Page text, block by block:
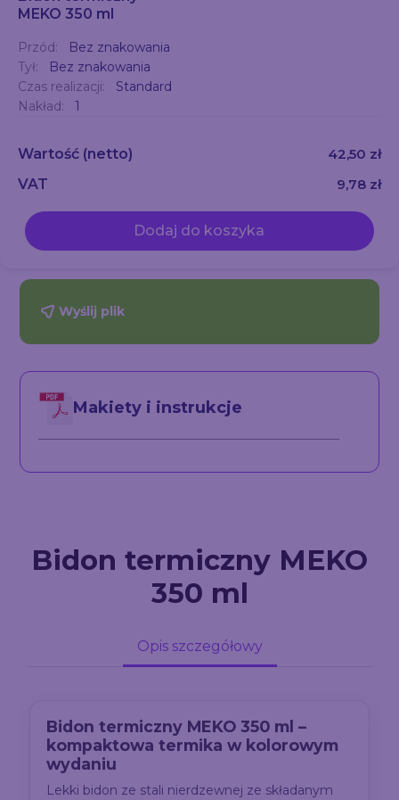
MEKO 350 ml
Przód:
Bez znakowania
Tył:
Bez znakowania
Czas realizacji:
Standard
Nakład:
1
Wartość (netto)
42,50 zł
VAT
9,78 zł
Dodaj do koszyka
Wyślij plik
Makiety i instrukcje
Bidon termiczny MEKO
350 ml
Opis szczegółowy
Bidon termiczny MEKO 350 ml –
kompaktowa termika w kolorowym
wydaniu
Lekki bidon ze stali nierdzewnej ze składanym